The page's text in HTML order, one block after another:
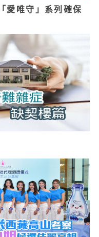
愛唯守」系列確保